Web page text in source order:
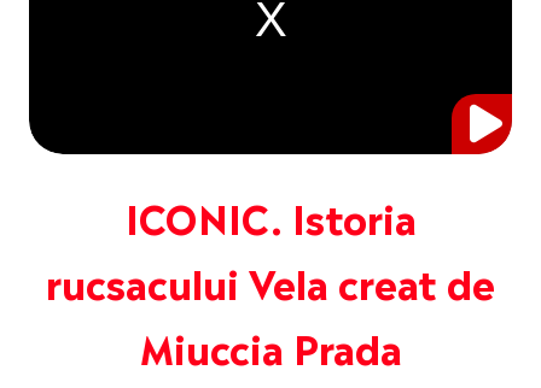
ICONIC. Istoria
rucsacului Vela creat de
Miuccia Prada